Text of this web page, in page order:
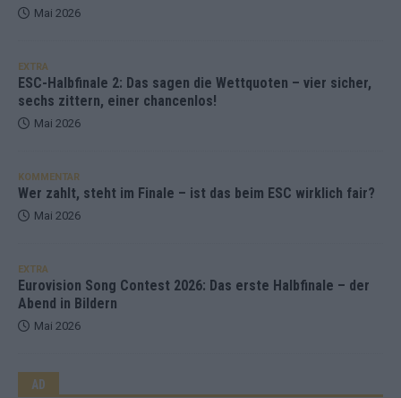
Mai 2026
EXTRA
ESC-Halbfinale 2: Das sagen die Wettquoten – vier sicher,
sechs zittern, einer chancenlos!
Mai 2026
KOMMENTAR
Wer zahlt, steht im Finale – ist das beim ESC wirklich fair?
Mai 2026
EXTRA
Eurovision Song Contest 2026: Das erste Halbfinale – der
Abend in Bildern
Mai 2026
AD